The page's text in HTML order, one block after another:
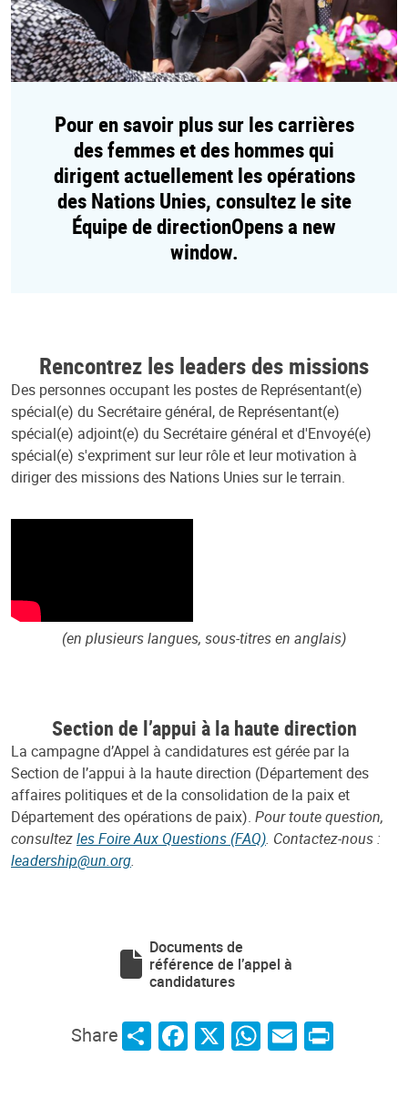
Pour en savoir plus sur les carrières
des femmes et des hommes qui
dirigent actuellement les opérations
des Nations Unies, consultezle site
Équipe de directionOpens a new
window.
Rencontrez les leaders des missions
Des personnes occupant les postes de Représentant(e)
spécial(e) du Secrétaire général, de Représentant(e)
spécial(e) adjoint(e) du Secrétaire général et d'Envoyé(e)
spécial(e) s'expriment sur leur rôle et leur motivation à
diriger des missions des Nations Unies sur le terrain.
(en plusieurs langues, sous-titres en anglais)
Section de l’appui à la haute direction
La campagne d’Appel à candidatures est gérée par la
Section de l’appui à la haute direction (Département des
affaires politiques et de la consolidation de la paix et
Département des opérations de paix). Pour toute question,
consultezles Foire Aux Questions (FAQ). Contactez-nous :
leadership@un.org.
Documents de
référence de l’appel à
candidatures
ShareShareFacebook
X WhatsApp
Email
Print